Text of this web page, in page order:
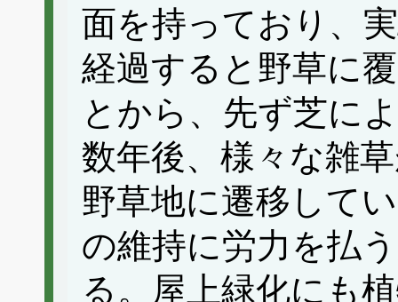
面を持っており、
経過すると野草に
とから、先ず芝に
数年後、様々な雑
野草地に遷移して
の維持に労力を払
る。屋上緑化にも